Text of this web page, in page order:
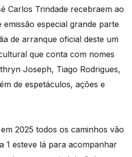
Carlos Trindade recebraem ao
especial grande parte
de arranque oficial deste um
que conta com nomes
Joseph, Tiago Rodrigues,
de espetáculos, ações e
2025 todos os caminhos vão
1 esteve lá para acompanhar